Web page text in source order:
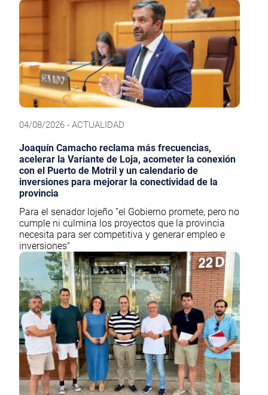
04/08/2026 - ACTUALIDAD
Joaquín Camacho reclama más frecuencias,
acelerar la Variante de Loja, acometer la conexión
con el Puerto de Motril y un calendario de
inversiones para mejorar la conectividad de la
provincia
Para el senador lojeño “el Gobierno promete, pero no
cumple ni culmina los proyectos que la provincia
necesita para ser competitiva y generar empleo e
inversiones"